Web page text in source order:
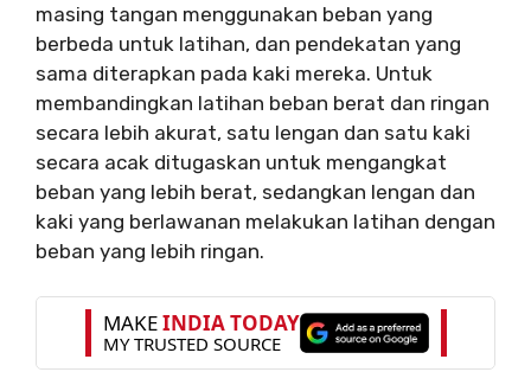
masing tangan menggunakan beban yang
berbeda untuk latihan, dan pendekatan yang
sama diterapkan pada kaki mereka. Untuk
membandingkan latihan beban berat dan ringan
secara lebih akurat, satu lengan dan satu kaki
secara acak ditugaskan untuk mengangkat
beban yang lebih berat, sedangkan lengan dan
kaki yang berlawanan melakukan latihan dengan
beban yang lebih ringan.